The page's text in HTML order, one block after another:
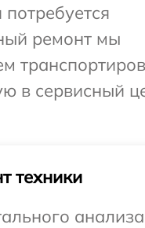
ремонт мы
в сервисный
техники